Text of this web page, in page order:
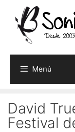
contenido
Menú
David
Festival